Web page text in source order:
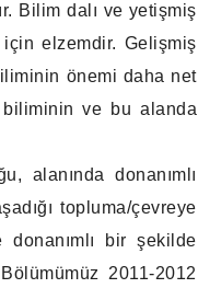
Bilim dalı ve yetişmiş
elzemdir. Gelişmiş
önemi daha net
ve bu alanda
alanında donanımlı
topluma/çevreye
bir şekilde
2011-2012